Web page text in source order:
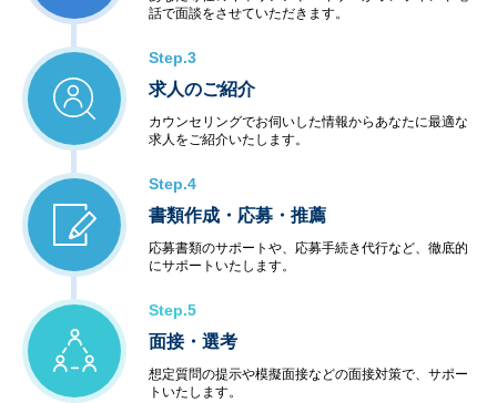
話で面談をさせていただきます。
Step.3
求人のご紹介
カウンセリングでお伺いした情報からあなたに最適な
求人をご紹介いたします。
Step.4
書類作成・応募・推薦
応募書類のサポートや、応募手続き代行など、徹底的
にサポートいたします。
Step.5
面接・選考
想定質問の提示や模擬面接などの面接対策で、サポー
トいたします。